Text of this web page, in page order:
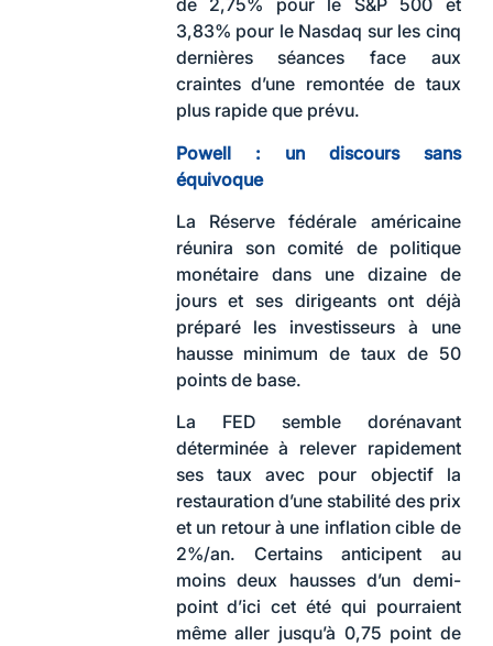
de 2,75% pour le S&P 500 et
3,83% pour le Nasdaq sur les cinq
dernières séances face aux
craintes d’une remontée de taux
plus rapide que prévu.
Powell : un discours sans
équivoque
La Réserve fédérale américaine
réunira son comité de politique
monétaire dans une dizaine de
jours et ses dirigeants ont déjà
préparé les investisseurs à une
hausse minimum de taux de 50
points de base.
La FED semble dorénavant
déterminée à relever rapidement
ses taux avec pour objectif la
restauration d’une stabilité des prix
et un retour à une inflation cible de
2%/an. Certains anticipent au
moins deux hausses d’un demi-
point d’ici cet été qui pourraient
même aller jusqu’à 0,75 point de